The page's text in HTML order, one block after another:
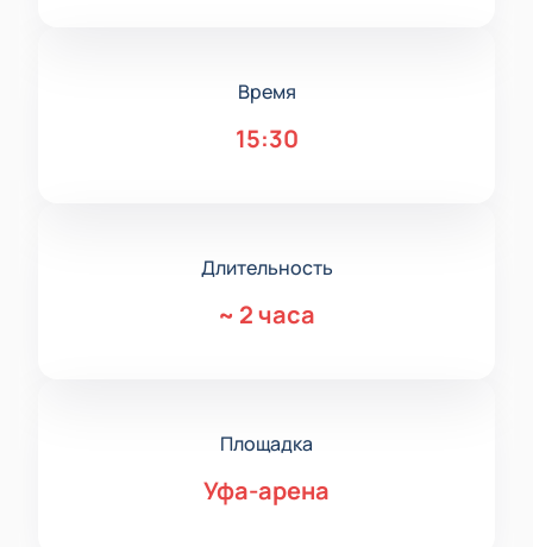
Время
15:30
Длительность
~ 2 часа
Площадка
Уфа-арена